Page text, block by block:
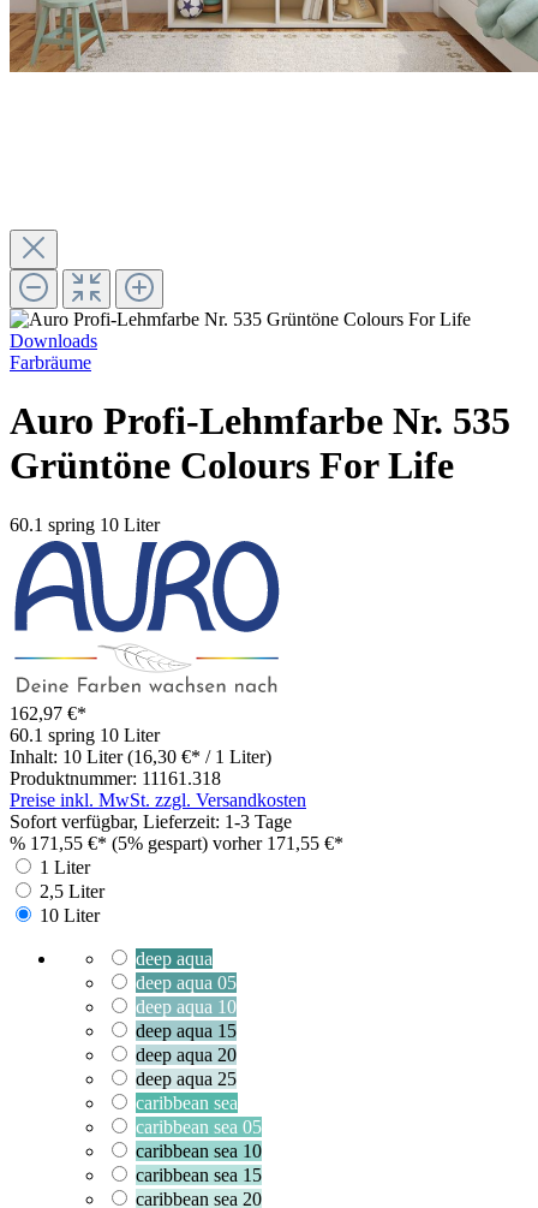
Downloads
Farbräume
Auro Profi-Lehmfarbe Nr. 535
Grüntöne Colours For Life
60.1 spring 10 Liter
162,97 €*
60.1 spring 10 Liter
Inhalt: 10 Liter (16,30 €* / 1 Liter)
Produktnummer: 11161.318
Preise inkl. MwSt. zzgl. Versandkosten
Sofort verfügbar, Lieferzeit: 1-3 Tage
% 171,55 €* (5% gespart) vorher 171,55 €*
1 Liter
2,5 Liter
10 Liter
deep aqua
deep aqua 05
deep aqua 10
deep aqua 15
deep aqua 20
deep aqua 25
caribbean sea
caribbean sea 05
caribbean sea 10
caribbean sea 15
caribbean sea 20